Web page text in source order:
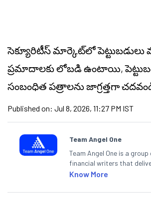
సెక్యూరిటీస్ మార్కెట్‌లో
ప్రమాదాలకు లోబడి ఉంటాయి,
సంబంధిత పత్రాలను జాగ్రత్తగా
Published on: Jul 8, 2026, 11:27 PM IST
Team Angel One
Team Angel One is a
financial writers that
articles on the stock
categories.
Know More